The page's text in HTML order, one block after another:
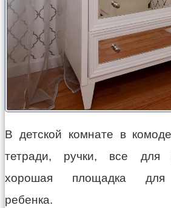
В детской комнате в
тетради, ручки, все для
хорошая площадка для
ребенка.